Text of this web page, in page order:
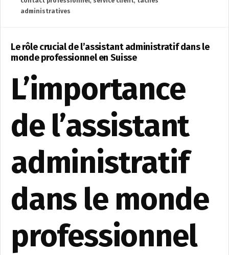
administratives
Le rôle crucial de l’assistant administratif dans le
monde professionnel en Suisse
L’importance
de l’assistant
administratif
dans le monde
professionnel